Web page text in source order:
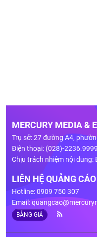
MERCURY MEDIA &
Trụ sở: 27 đường A4,
Điện thoại: (028)-
Chịu trách nhiệm nội dung:
LIÊN HỆ QUẢNG CÁO
Hotline: 0909 750 307
Email:
BẢNG GIÁ